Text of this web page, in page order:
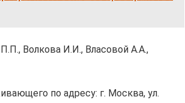
Волкова И.И., Власовой А.А.,
по адресу: г. Москва, ул.